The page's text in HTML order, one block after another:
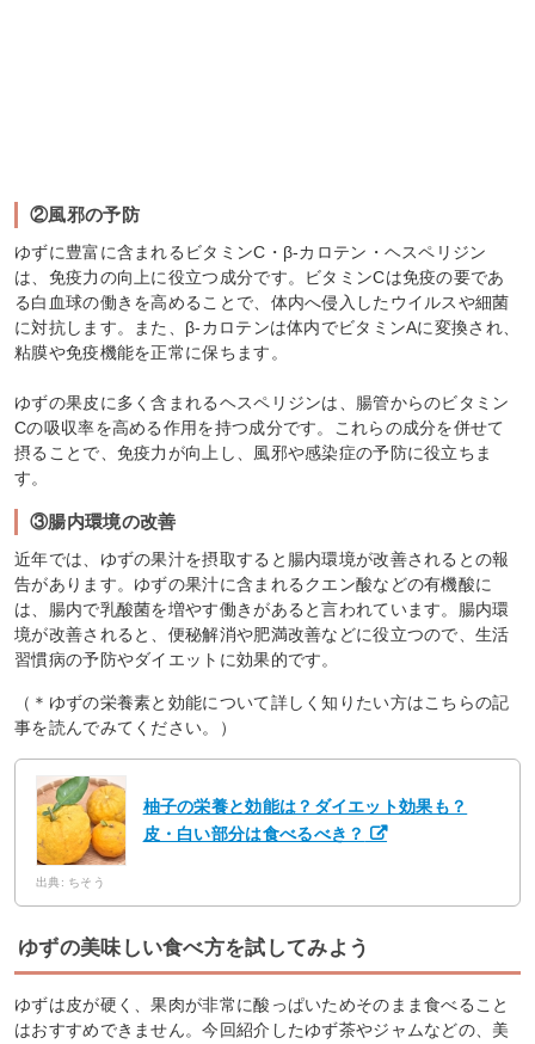
②風邪の予防
ゆずに豊富に含まれるビタミンC・β-カロテン・ヘスペリジン
は、免疫力の向上に役立つ成分です。ビタミンCは免疫の要であ
る白血球の働きを高めることで、体内へ侵入したウイルスや細菌
に対抗します。また、β-カロテンは体内でビタミンAに変換され、
粘膜や免疫機能を正常に保ちます。
ゆずの果皮に多く含まれるヘスペリジンは、腸管からのビタミン
Cの吸収率を高める作用を持つ成分です。これらの成分を併せて
摂ることで、免疫力が向上し、風邪や感染症の予防に役立ちま
す。
③腸内環境の改善
近年では、ゆずの果汁を摂取すると腸内環境が改善されるとの報
告があります。ゆずの果汁に含まれるクエン酸などの有機酸に
は、腸内で乳酸菌を増やす働きがあると言われています。腸内環
境が改善されると、便秘解消や肥満改善などに役立つので、生活
習慣病の予防やダイエットに効果的です。
（＊ゆずの栄養素と効能について詳しく知りたい方はこちらの記
事を読んでみてください。）
柚子の栄養と効能は？ダイエット効果も？
皮・白い部分は食べるべき？
出典: ちそう
ゆずの美味しい食べ方を試してみよう
ゆずは皮が硬く、果肉が非常に酸っぱいためそのまま食べること
はおすすめできません。今回紹介したゆず茶やジャムなどの、美